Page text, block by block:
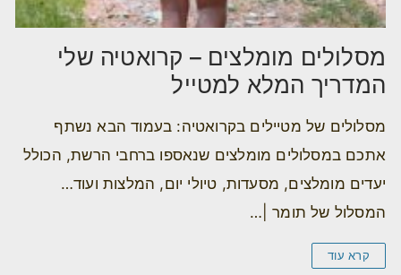
מסלולים מומלצים – קרואטיה שלי
המדריך המלא למטייל
מסלולים של מטיילים בקרואטיה: בעמוד הבא נשתף
אתכם במסלולים מומלצים שנאספו ברחבי הרשת, הכולל
יעדים מומלצים, מסעדות, טיולי יום, המלצות ועוד…
המסלול של תומר |…
קרא עוד